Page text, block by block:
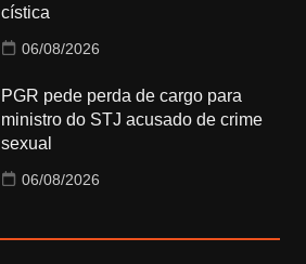
cística
06/08/2026
PGR pede perda de cargo para
ministro do STJ acusado de crime
sexual
06/08/2026